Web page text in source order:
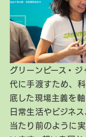
グリーンピース・
代に手渡すため、
底した現場主義を
日常生活やビジネ
当たり前のように